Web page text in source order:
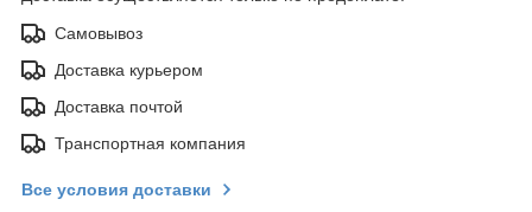
Самовывоз
Доставка курьером
Доставка почтой
Транспортная компания
Все условия доставки